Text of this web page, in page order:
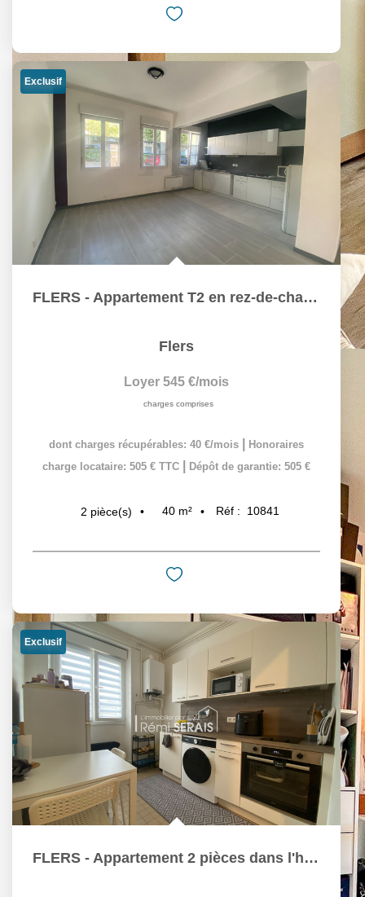
Exclusif
FLERS - Appartement T2 en rez-de-chaussée avec terrasse
Flers
Loyer 545 €/mois
charges comprises
dont charges récupérables: 40 €/mois
Honoraires
charge locataire: 505 € TTC
Dépôt de garantie: 505 €
2 pièce(s) 40 m² Réf : 10841
Exclusif
FLERS - Appartement 2 pièces dans l'hyper centre